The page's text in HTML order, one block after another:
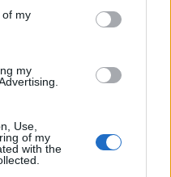
of my
my
Use,
of my
with the